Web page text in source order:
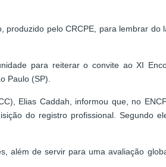
pelo CRCPE, para lembrar do
para reiterar o convite ao XI
Paulo (SP).
Elias Caddah, informou que, no
do registro profissional. Segundo
além de servir para uma avaliação